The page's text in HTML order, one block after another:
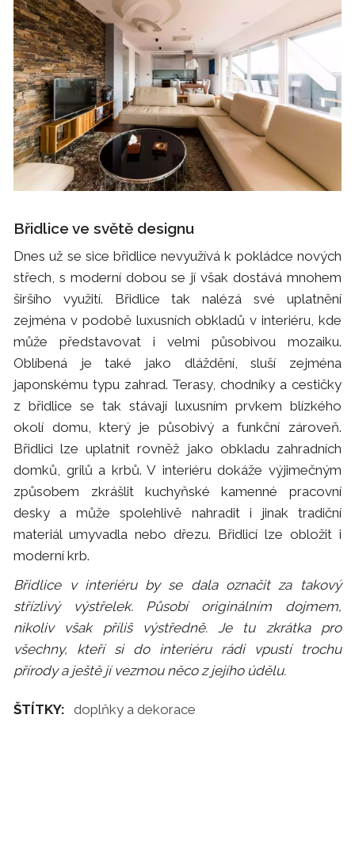
Břidlice ve světě designu
Dnes už se sice břidlice nevyužívá k pokládce nových
střech, s moderní dobou se jí však dostává mnohem
širšího využití. Břidlice tak nalézá své uplatnění
zejména v podobě luxusních obkladů v interiéru, kde
může představovat i velmi působivou mozaiku.
Oblíbená je také jako dláždění, sluší zejména
japonskému typu zahrad. Terasy, chodníky a cestičky
z břidlice se tak stávají luxusním prvkem blízkého
okolí domu, který je působivý a funkční zároveň.
Břidlici lze uplatnit rovněž jako obkladu zahradních
domků, grilů a krbů. V interiéru dokáže výjimečným
způsobem zkrášlit kuchyňské kamenné pracovní
desky a může spolehlivě nahradit i jinak tradiční
materiál umyvadla nebo dřezu. Břidlicí lze obložit i
moderní krb.
Břidlice v interiéru by se dala označit za takový
střízlivý výstřelek. Působí originálním dojmem,
nikoliv však příliš výstředně. Je tu zkrátka pro
všechny, kteří si do interiéru rádi vpustí trochu
přírody a ještě jí vezmou něco z jejího údělu.
ŠTÍTKY: doplňky a dekorace